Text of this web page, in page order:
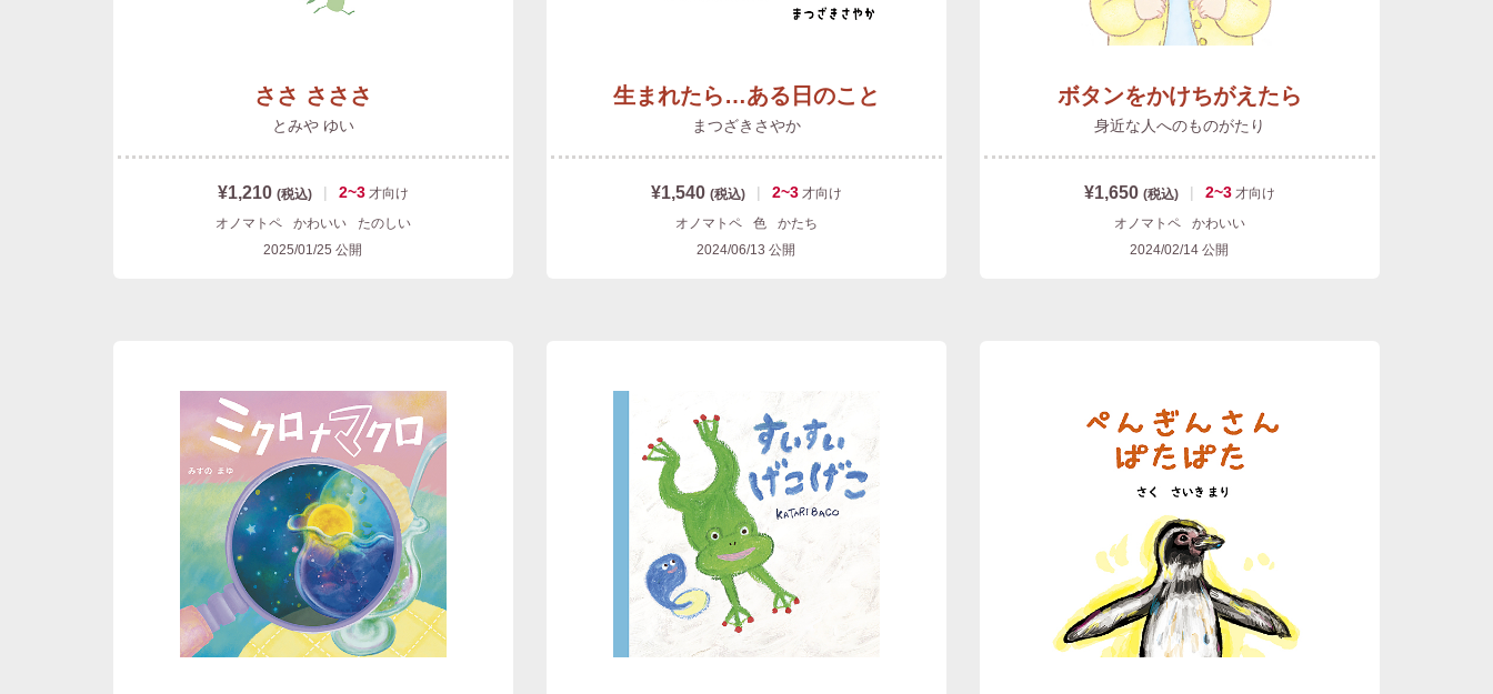
ささ さささ
とみや ゆい
¥1,210 (税込) | 2~3 才向け
オノマトペ
かわいい
たのしい
2025/01/25 公開
生まれたら…ある日のこと
まつざきさやか
¥1,540 (税込) | 2~3 才向け
オノマトペ
色
かたち
2024/06/13 公開
ボタンをかけちがえたら
身近な人へのものがたり
¥1,650 (税込) | 2~3 才向け
オノマトペ
かわいい
2024/02/14 公開